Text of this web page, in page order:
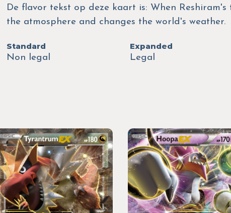
De flavor tekst op deze kaart is: When
the atmosphere and changes the world's weather.
Standard
Non legal
Expanded
Legal